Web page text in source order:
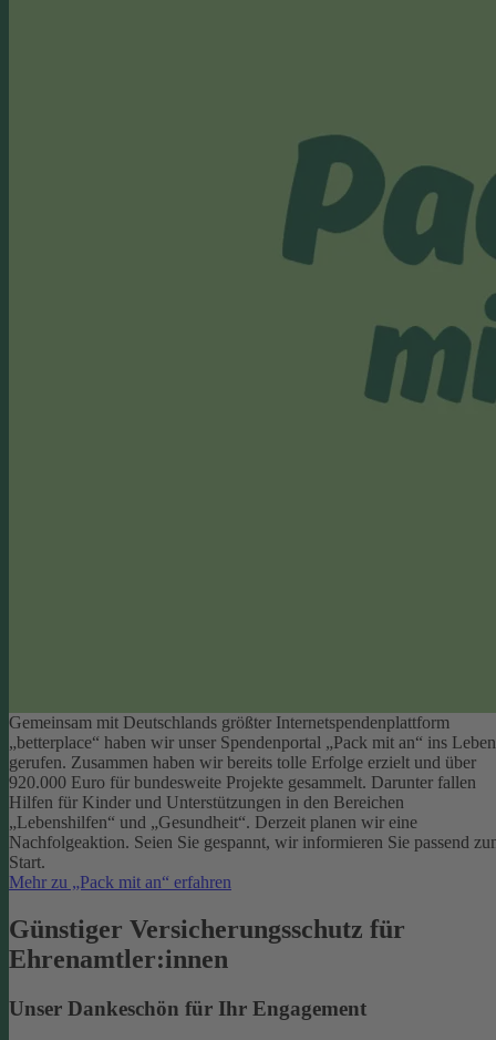
Gemeinsam mit Deutschlands größter Internetspendenplattform
„betterplace“ haben wir unser Spendenportal „Pack mit an“ ins Leben
gerufen. Zusammen haben wir bereits tolle Erfolge erzielt und über
920.000 Euro für bundesweite Projekte gesammelt. Darunter fallen
Hilfen für Kinder und Unterstützungen in den Bereichen
„Lebenshilfen“ und „Gesundheit“. Derzeit planen wir eine
Nachfolgeaktion. Seien Sie gespannt, wir informieren Sie passend
Start.
Mehr zu „Pack mit an“ erfahren
Günstiger Versicherungsschutz für
Ehrenamtler:innen
Unser Dankeschön für Ihr Engagement